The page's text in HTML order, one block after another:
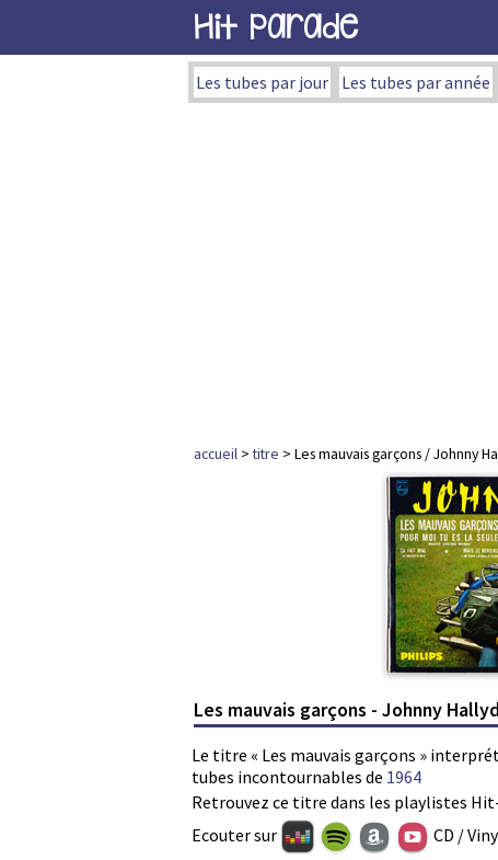
Hit Parade
Les tubes par jour Les tubes par année
accueil >titre > Les mauvais garçons / Johnny
Les mauvais garçons - Johnny
Le titre « Les mauvais garçons »
tubes incontournables de 1964
Retrouvez ce titre dans les playlistes
Ecouter sur CD /